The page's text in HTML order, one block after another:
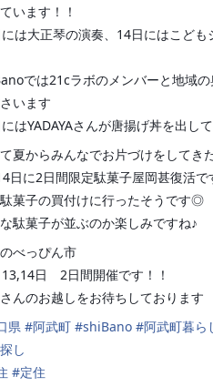
います！！
は大正琴の演奏、14日にはこど
では21cラボのメンバーと地域
います
はYADAYAさんが唐揚げ丼を出し
夏からみんなでお片づけをしてき
日に2日間限定駄菓子屋岡甚復活で
菓子の買付けに行ったそうです◎
駄菓子が並ぶのか楽しみですね♪
べっぴん市
日 2日間開催です！！
んのお越しをお待ちしております
県 #阿武町 #shiBano #阿武町暮ら
し
#定住